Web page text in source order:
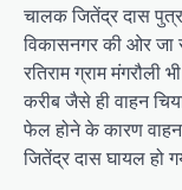
चालक जितेंद्र दास
विकासनगर की ओर जा
रतिराम ग्राम
करीब जैसे ही वाहन
फेल होने के कारण वाहन
जितेंद्र दास घायल हो